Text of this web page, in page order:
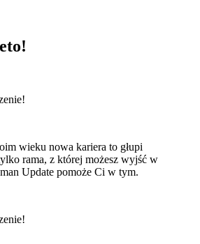
wieku nowa kariera to głupi
rama, z której możesz wyjść w
Update pomoże Ci w tym.